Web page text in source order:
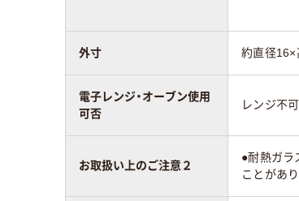
外寸 約直径16×
電子レンジ・オーブン使用
可否
レンジ不
お取扱い上のご注意２
●耐熱ガラ
ことがあり